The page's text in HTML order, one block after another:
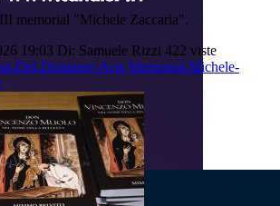
memorial "Michele Zaccaria".
19:03 Di: Samuele Rizzi 422 viste
Del-Donatore-Avis Memorial-Michele-